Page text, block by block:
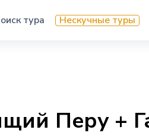
тура Нескучные туры
Перу +